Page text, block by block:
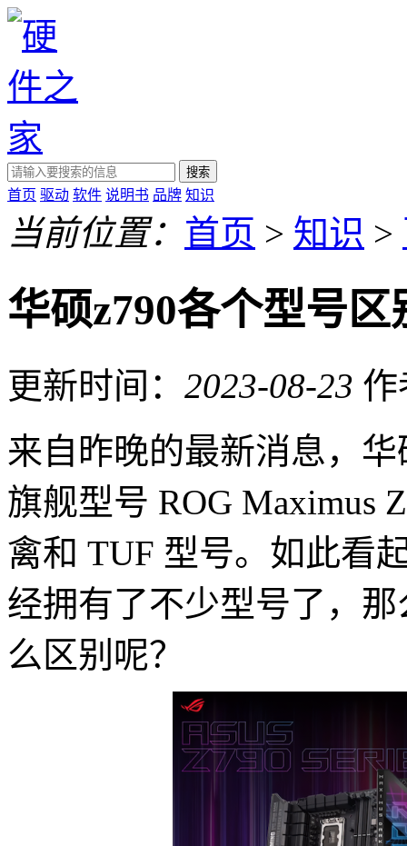
搜索
首页 驱动 软件 说明书 品牌 知识
当前位置： 首页 > 知识 >
华硕z790各个型号区
更新时间： 2023-08-23 作
来自昨晚的最新消息，
旗舰型号 ROG Maximus
禽和 TUF 型号。如此看
经拥有了不少型号了，
么区别呢？